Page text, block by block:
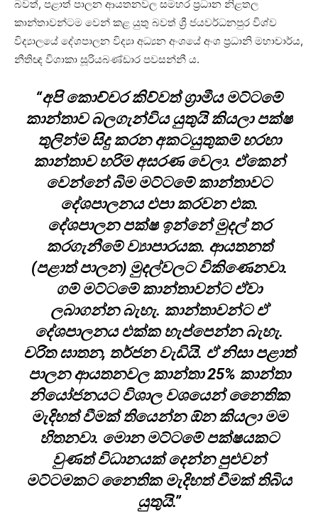
බවත්, පළාත් පාලන ආයතනවල සමහර ප්‍රධාන නිළතල
කාන්තාවන්ටම වෙන් කළ යුතු බවත් ශ්‍රී ජයවර්ධනපුර විශ්ව
විද්‍යාලයේ දේශපාලන විද්‍යා අධ්‍යන අංශයේ අංශ ප්‍රධානි මහාචාර්ය,
නීතිඥ විශාකා සූරියබණ්ඩාර පවසන්නී ය.
“අපි කොච්චර කිව්වත් ග්‍රාමීය මට්ටමේ
කාන්තාව බලගැන්විය යුතුයි කියලා පක්ෂ
තුලින්ම සිදු කරන අකටයුතුකම් හරහා
කාන්තාව හරිම අසරණ වෙලා. ඒකෙන්
වෙන්නේ බිම මට්ටමේ කාන්තාවට
දේශපාලනය එපා කරවන එක.
දේශපාලන පක්ෂ ඉන්නේ මුදල් තර
කරගැනීමේ ව්‍යාපාරයක. ආයතනත්
(පළාත් පාලන) මුදල්වලට විකිණෙනවා.
ගම් මට්ටමේ කාන්තාවන්ට ඒවා
ලබාගන්න බැහැ. කාන්තාවන්ට ඒ
දේශපාලනය එක්ක හැප්පෙන්න බැහැ.
චරිත ඝාතන, තර්ජන වැඩියි. ඒ නිසා පළාත්
පාලන ආයතනවල කාන්තා 25% කාන්තා
නියෝජනයට විශාල වශයෙන් නෛතික
මැදිහත් වීමක් තියෙන්න ඕන කියලා මම
හිතනවා. මොන මට්ටමේ පක්ෂයකට
වුණත් විධානයක් දෙන්න පුළුවන්
මට්ටමකට නෛතික මැදිහත් වීමක් තිබිය
යුතුයි.”